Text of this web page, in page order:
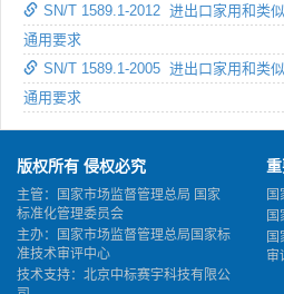
SN/T 1589.1-2012 进出口家用和类
通用要求
SN/T 1589.1-2005 进出口家用和类
通用要求
版权所有 侵权必究
主管：国家市场监督管理总局 国家
标准化管理委员会
主办：国家市场监督管理总局国家标
准技术审评中心
技术支持：北京中标赛宇科技有限公
国
国
国
审